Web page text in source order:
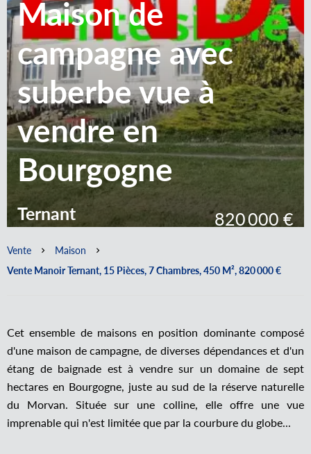
Maison de
campagne avec
suberbe vue à
vendre en
Bourgogne
Ternant 820 000 €
Vente
Maison
Vente Manoir Ternant, 15 Pièces, 7 Chambres, 450 M², 820 000 €
Cet ensemble de maisons en position dominante composé
d'une maison de campagne, de diverses dépendances et d'un
étang de baignade est à vendre sur un domaine de sept
hectares en Bourgogne, juste au sud de la réserve naturelle
du Morvan. Située sur une colline, elle offre une vue
imprenable qui n'est limitée que par la courbure du globe...